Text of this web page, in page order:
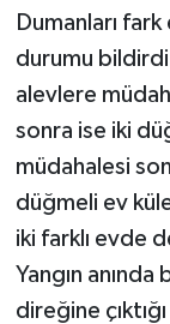
Dumanları
durumu
alevlere
sonra ise iki
müdahalesi
düğmeli ev
iki farklı evde
Yangın
direğine
Televizyon
Turizm
Yaşam